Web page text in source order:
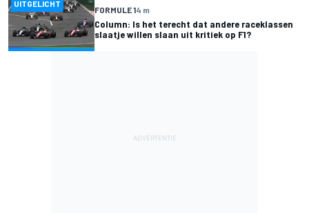
UITGELICHT
FORMULE 14 m
Column: Is het terecht dat andere raceklassen
slaatje willen slaan uit kritiek op F1?